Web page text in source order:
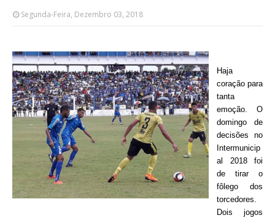
Segunda-Feira, Dezembro 03, 2018
Haja
coração para
tanta
emoção. O
domingo de
decisões no
Intermunicip
al 2018 foi
de tirar o
fôlego dos
torcedores.
Dois jogos